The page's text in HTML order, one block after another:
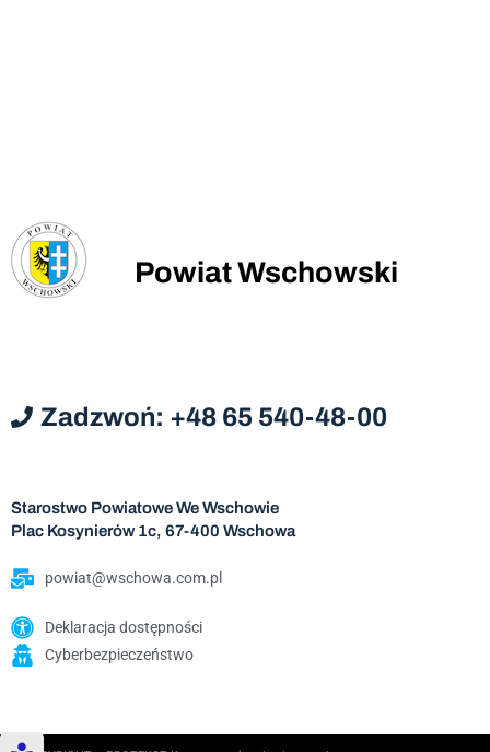
Powiat Wschowski
Zadzwoń: +48 65 540-48-00
Starostwo Powiatowe We Wschowie
Plac Kosynierów 1c, 67-400 Wschowa
powiat@wschowa.com.pl
Deklaracja dostępności
Cyberbezpieczeństwo